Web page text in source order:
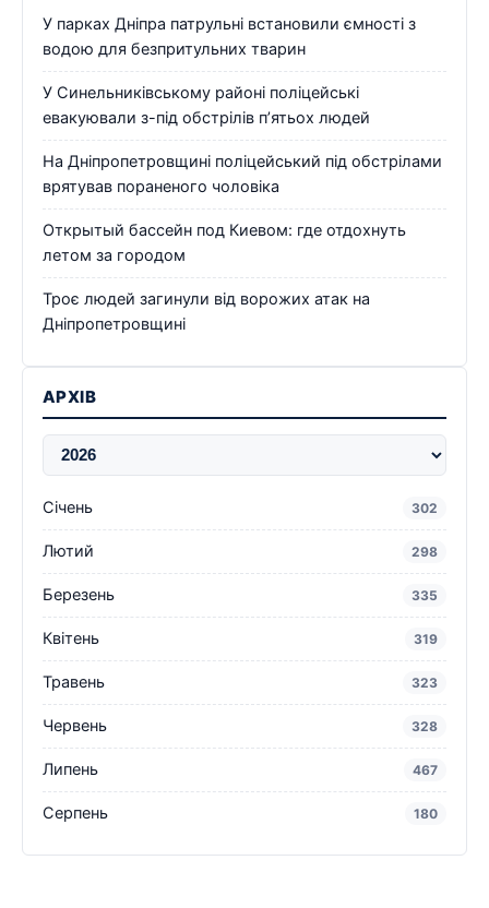
У парках Дніпра патрульні встановили ємності з
водою для безпритульних тварин
У Синельниківському районі поліцейські
евакуювали з-під обстрілів п’ятьох людей
На Дніпропетровщині поліцейський під обстрілами
врятував пораненого чоловіка
Открытый бассейн под Киевом: где отдохнуть
летом за городом
Троє людей загинули від ворожих атак на
Дніпропетровщині
АРХІВ
Січень 302
Лютий 298
Березень 335
Квітень 319
Травень 323
Червень 328
Липень 467
Серпень 180